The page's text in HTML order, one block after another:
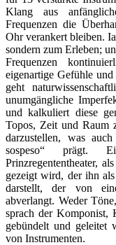
Klang aus
Frequenzen die
Ohr verankert bleiben.
sondern zum Erleben;
Frequenzen
eigenartige Gefühle
geht
unumgängliche
und kalkuliert diese
Topos, Zeit und Raum
darzustellen, was
sospeso“ prägt.
Prinzregententheater,
gezeigt wird, der ihn
darstellt, der von
abverlangt. Weder
sprach der Komponist,
gebündelt und geleitet
von Instrumenten.